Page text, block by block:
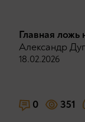
Главная ложь
Александр
18.02.2026
0 351